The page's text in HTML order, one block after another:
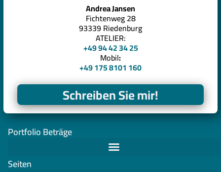
Andrea Jansen
Fichtenweg 28
93339 Riedenburg
ATELIER:
+49 94 42 34 25
Mobil:
+49 175 8101 160
Schreiben Sie mir!
Portfolio Beträge
Seiten